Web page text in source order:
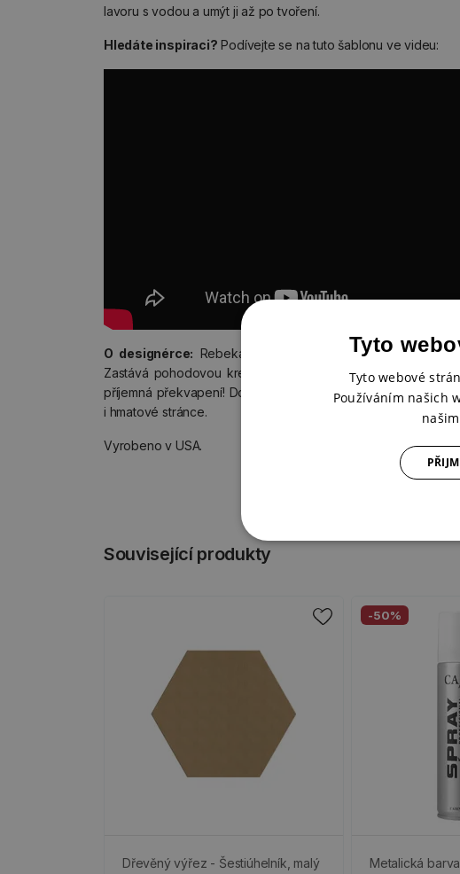
lavoru s vodou a umýt ji až po tvoření.
Hledáte inspiraci? Podívejte se na tuto šablonu ve videu:
O designérce: Rebekah Meier je samouk v oblasti mixed
Zastává pohodovou kreativní filozofii: věří, že v umění
příjemná překvapení! Do svých děl ráda začleňuje rozmanité
i hmatové stránce.
Vyrobeno v USA.
Související produkty
Dřevěný výřez - Šestiúhelník, malý
-50%
Metalická
Tyto
Tyto webové
Používáním našich